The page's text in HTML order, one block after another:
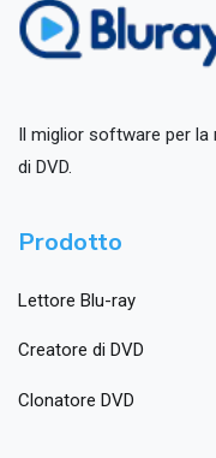
Il miglior software per la
di DVD.
Prodotto
Lettore Blu-ray
Creatore di DVD
Clonatore DVD